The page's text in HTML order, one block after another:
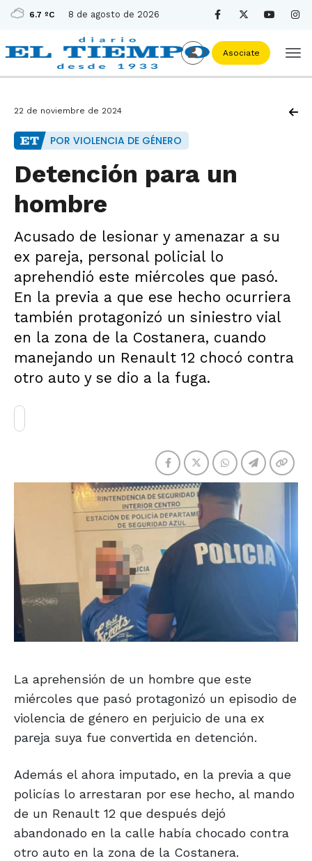
6.7 ºC 8 de agosto de 2026
Asociate
22 de noviembre de 2024
POR VIOLENCIA DE GÉNERO
Detención para un
hombre
Acusado de lesionar y amenazar a su
ex pareja, personal policial lo
aprehendió este miércoles que pasó.
En la previa a que ese hecho ocurriera
también protagonizó un siniestro vial
en la zona de la Costanera, cuando
manejando un Renault 12 chocó contra
otro auto y se dio a la fuga.
La aprehensión de un hombre que este
miércoles que pasó protagonizó un episodio de
violencia de género en perjuicio de una ex
pareja suya fue convertida en detención.
Además el ahora imputado, en la previa a que
policías lo arrestaran por ese hecho, al mando
de un Renault 12 que después dejó
abandonado en la calle había chocado contra
otro auto en la zona de la Costanera.